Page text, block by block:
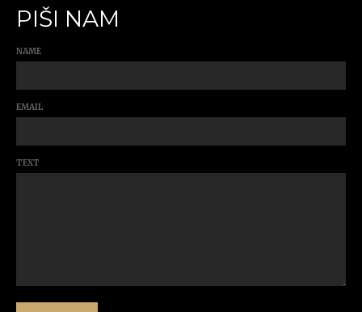
PIŠI NAM
NAME
EMAIL
TEXT